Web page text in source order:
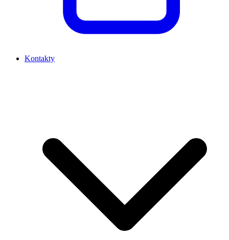
Kontakty